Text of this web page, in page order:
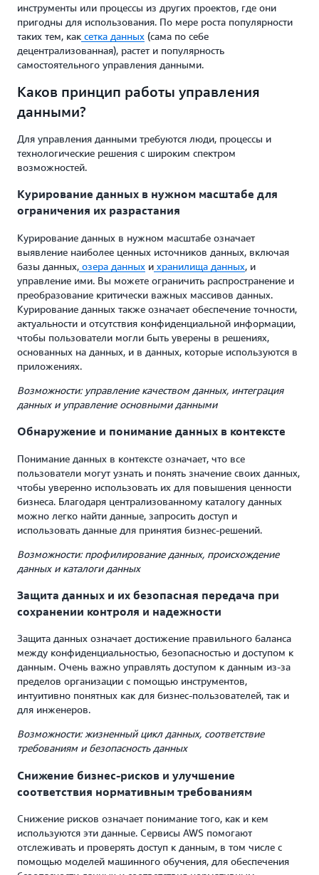
инструменты или процессы из других проектов, где они
пригодны для использования. По мере роста популярности
таких тем, как сетка данных (сама по себе
децентрализованная), растет и популярность
самостоятельного управления данными.
Каков принцип работы управления
данными?
Для управления данными требуются люди, процессы и
технологические решения с широким спектром
возможностей.
Курирование данных в нужном масштабе для
ограничения их разрастания
Курирование данных в нужном масштабе означает
выявление наиболее ценных источников данных, включая
базы данных, озера данных и хранилища данных, и
управление ими. Вы можете ограничить распространение и
преобразование критически важных массивов данных.
Курирование данных также означает обеспечение точности,
актуальности и отсутствия конфиденциальной информации,
чтобы пользователи могли быть уверены в решениях,
основанных на данных, и в данных, которые используются в
приложениях.
Возможности: управление качеством данных, интеграция
данных и управление основными данными
Обнаружение и понимание данных в контексте
Понимание данных в контексте означает, что все
пользователи могут узнать и понять значение своих данных,
чтобы уверенно использовать их для повышения ценности
бизнеса. Благодаря централизованному каталогу данных
можно легко найти данные, запросить доступ и
использовать данные для принятия бизнес-решений.
Возможности: профилирование данных, происхождение
данных и каталоги данных
Защита данных и их безопасная передача при
сохранении контроля и надежности
Защита данных означает достижение правильного баланса
между конфиденциальностью, безопасностью и доступом к
данным. Очень важно управлять доступом к данным из-за
пределов организации с помощью инструментов,
интуитивно понятных как для бизнес-пользователей, так и
для инженеров.
Возможности: жизненный цикл данных, соответствие
требованиям и безопасность данных
Снижение бизнес-рисков и улучшение
соответствия нормативным требованиям
Снижение рисков означает понимание того, как и кем
используются эти данные. Сервисы AWS помогают
отслеживать и проверять доступ к данным, в том числе с
помощью моделей машинного обучения, для обеспечения